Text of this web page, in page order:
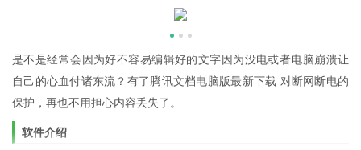
是不是经常会因为好不容易编辑好的文字因为没电或者电脑崩溃让
自己的心血付诸东流？有了腾讯文档电脑版最新下载 对断网断电的
保护，再也不用担心内容丢失了。
软件介绍